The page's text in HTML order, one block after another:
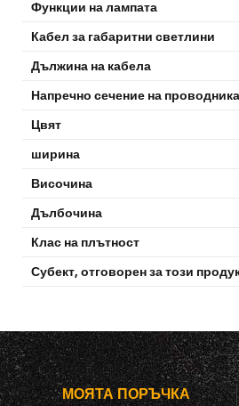
Функции на лампата
Кабел за габаритни светлини
Дължина на кабела
Напречно сечение на проводника
Цвят
ширина
Височина
Дълбочина
Клас на плътност
Субект, отговорен за този
МОЯТА ПОРЪЧКА